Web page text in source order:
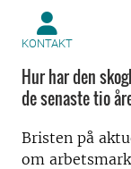
KONTAKT
Hur har den
de senaste tio
Bristen på
om